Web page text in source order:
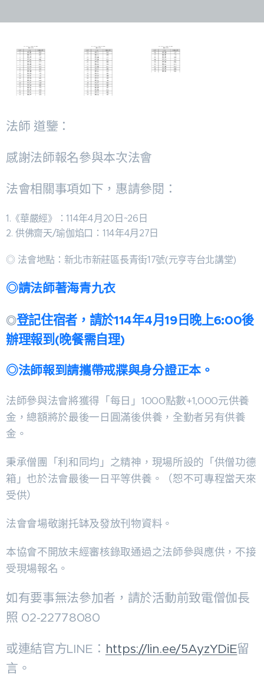
法師 道鑒：
感謝法師報名參與本次法會
法會相關事項如下，惠請參閱：
1.《華嚴經》：114年4月20日~26日
2. 供佛齋天/瑜伽焰口：114年4月27日
◎ 法會地點：新北市新莊區長青街17號(元亨寺台北講堂)
◎請法師著海青九衣
◎登記住宿者，請於114年4月19日晚上6:00後
辦理報到(晚餐需自理)
◎法師報到請攜帶戒牃與身分證正本。
法師參與法會將獲得「每日」1000點數+1,000元供養
金，總額將於最後一日圓滿後供養，全勤者另有供養
金。
秉承僧團「利和同均」之精神，現場所設的「供僧功德
箱」也於法會最後一日平等供養。（恕不可專程當天來
受供）
法會會場敬謝托缽及發放刊物資料。
本協會不開放未經審核錄取通過之法師參與應供，不接
受現場報名。
如有要事無法參加者，請於活動前致電僧伽長
照 02-22778080
或連結官方LINE： https://lin.ee/5AyzYDiE留
言。